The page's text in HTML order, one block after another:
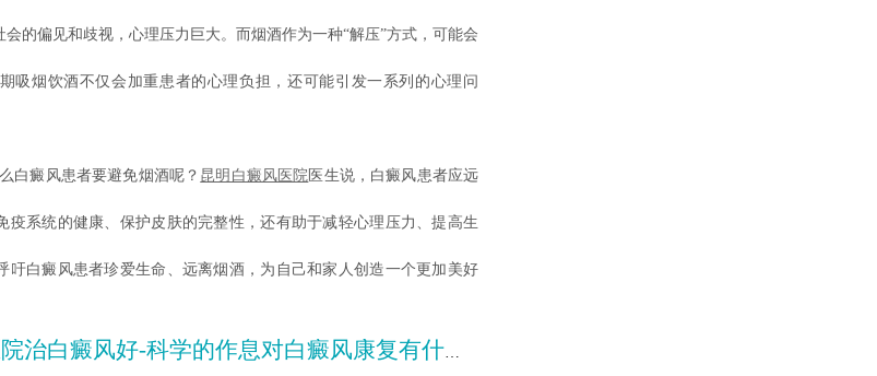
的偏见和歧视，心理压力巨大。而烟酒作为一种“解压”方式，可能会
吸烟饮酒不仅会加重患者的心理负担，还可能引发一系列的心理问
白癜风患者要避免烟酒呢？ 昆明白癜风医院 医生说，白癜风患者应远
疫系统的健康、保护皮肤的完整性，还有助于减轻心理压力、提高生
吁白癜风患者珍爱生命、远离烟酒，为自己和家人创造一个更加美好
白癜风好-科学的作息对白癜风康复有什么帮助呢